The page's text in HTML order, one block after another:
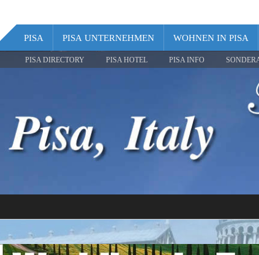
PISA PISA UNTERNEHMEN WOHNEN IN PISA
PISA DIRECTORY PISA HOTEL PISA INFO